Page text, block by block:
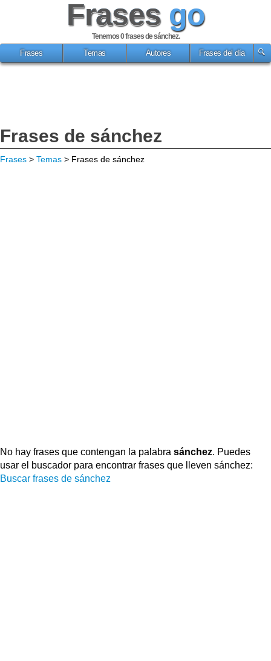
Frases go
Tenemos 0frases de sánchez.
Frases
Temas Autores Frases del día
Frases de sánchez
Frases > Temas > Frases de sánchez
No hay frases que contengan la palabra sánchez. Puedes
usar el buscador para encontrar frases que lleven sánchez:
Buscar frases de sánchez